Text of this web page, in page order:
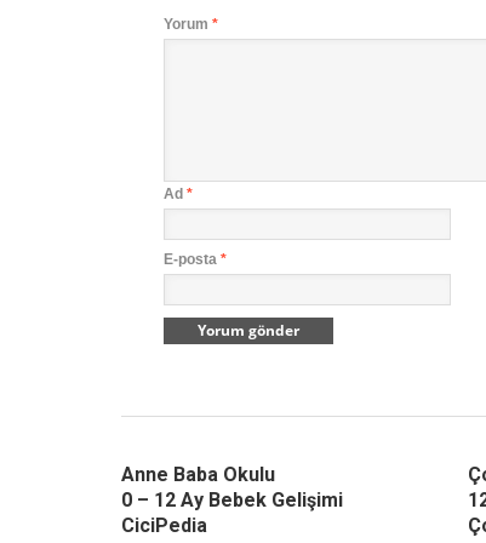
Yorum *
Ad *
E-posta *
Anne Baba Okulu
0 – 12 Ay Bebek Gelişimi
CiciPedia